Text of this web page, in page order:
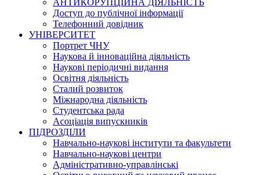
Доступ до публічної інформації
Телефонний довідник
УНІВЕРСИТЕТ
Портрет ЧНУ
Наукова й інноваційна діяльність
Наукові періодичні видання
Освітня діяльність
Сталий розвиток
Міжнародна діяльність
Студентська рада
Асоціація випускників
ПІДРОЗДІЛИ
Навчально-наукові інститути та факультети
Навчально-наукові центри
Адміністративно-управлінські